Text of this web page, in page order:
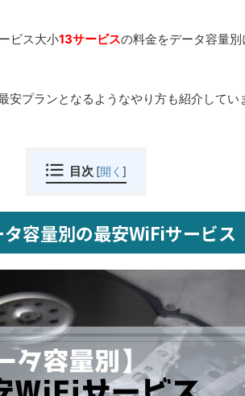
ビス大小13サービスの料金をデータ容量
安プランとなるようなやり方も紹介してい
目次 [開く ]
容量別の最安WiFiサービス